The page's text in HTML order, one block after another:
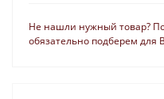
Не нашли нужный товар?
обязательно подберем для